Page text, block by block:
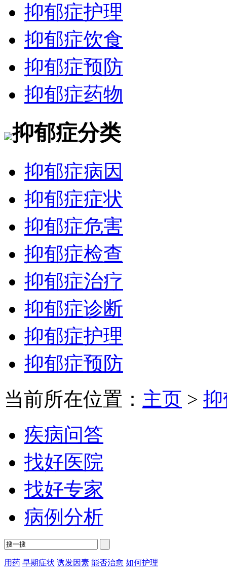
抑郁症护理
抑郁症饮食
抑郁症预防
抑郁症药物
抑郁症分类
抑郁症病因
抑郁症症状
抑郁症危害
抑郁症检查
抑郁症治疗
抑郁症诊断
抑郁症护理
抑郁症预防
当前所在位置： 主页 >
疾病问答
找好医院
找好专家
病例分析
用药 早期症状 诱发因素 能否治愈 如何护理